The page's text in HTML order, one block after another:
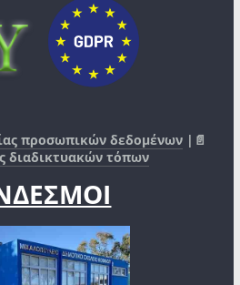
προσωπικών δεδομένων |📄
διαδικτυακών τόπων